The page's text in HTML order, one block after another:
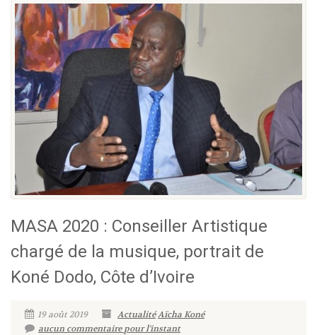
MASA 2020 : Conseiller Artistique
chargé de la musique, portrait de
Koné Dodo, Côte d’Ivoire
19 août 2019 ActualitéAïcha Koné
aucun commentaire pour l'instant